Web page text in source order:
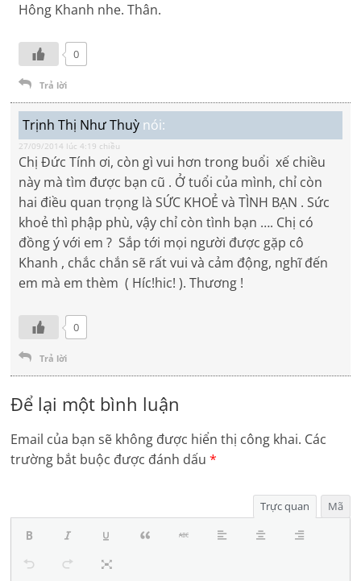
Hông Khanh nhe. Thân.
0
Trả lời
Trịnh Thị Như Thuỳ nói:
27/09/2014 lúc 4:19 chiều
Chị Đức Tính ơi, còn gì vui hơn trong buổi xế chiều
này mà tìm được bạn cũ . Ở tuổi của mình, chỉ còn
hai điều quan trọng là SỨC KHOẺ và TÌNH BẠN . Sức
khoẻ thì phập phù, vậy chỉ còn tình bạn …. Chị có
đồng ý với em ? Sắp tới mọi người được gặp cô
Khanh , chắc chắn sẽ rất vui và cảm động, nghĩ đến
em mà em thèm ( Híc!hic! ). Thương !
0
Trả lời
Để lại một bình luận
Email của bạn sẽ không được hiển thị công khai. Các
trường bắt buộc được đánh dấu*
Trực quan Mã